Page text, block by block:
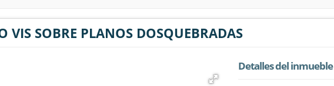
VIS SOBRE PLANOS DOSQUEBRADAS
Detalles del inmueble